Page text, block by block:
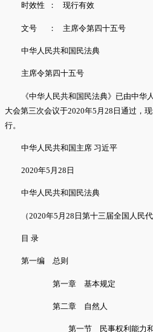
时效性 ： 现行有效
文号 ： 主席令第四十五号
中华人民共和国民法典
主席令第四十五号
《中华人民共和国民法典》已由中华
大会第三次会议于2020年5月28日通过，
行。
中华人民共和国主席 习近平
2020年5月28日
中华人民共和国民法典
（2020年5月28日第十三届全国人民
目 录
第一编 总则
第一章 基本规定
第二章 自然人
第一节 民事权利能力和民